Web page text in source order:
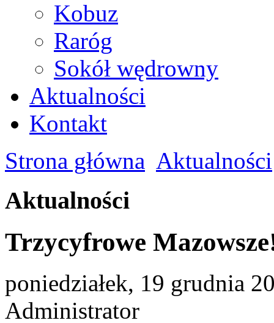
Kobuz
Raróg
Sokół wędrowny
Aktualności
Kontakt
Strona główna Aktualności
Aktualności
Trzycyfrowe
poniedziałek, 19 grudnia
Administrator